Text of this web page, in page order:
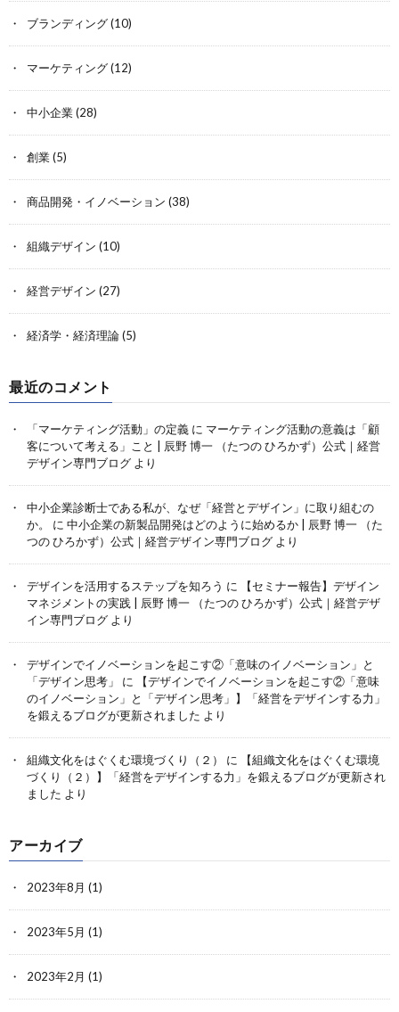
ブランディング(10)
マーケティング(12)
中小企業(28)
創業(5)
商品開発・イノベーション (38)
組織デザイン (10)
経営デザイン (27)
経済学・経済理論(5)
最近のコメント
「マーケティング活動」の定義 に マーケティング活動の意義は「顧
客について考える」こと | 辰野 博一 （たつの ひろかず）公式｜経営
デザイン専門ブログ より
中小企業診断士である私が、なぜ「経営とデザイン」に取り組むの
か。
に 中小企業の新製品開発はどのように始めるか | 辰野 博一 （た
つの ひろかず）公式｜経営デザイン専門ブログ より
デザインを活用するステップを知ろう に
【セミナー報告】デザイン
マネジメントの実践 | 辰野 博一 （たつの ひろかず）公式｜経営デザ
イン専門ブログ より
デザインでイノベーションを起こす②「意味のイノベーション」と
「デザイン思考」
に
【デザインでイノベーションを起こす②「意味
のイノベーション」と「デザイン思考」】「経営をデザインする力」
を鍛えるブログが更新されました より
組織文化をはぐくむ環境づくり（２） に
【組織文化をはぐくむ環境
づくり（２）】「経営をデザインする力」を鍛えるブログが更新され
ました より
アーカイブ
2023年8月 (1)
2023年5月 (1)
2023年2月 (1)